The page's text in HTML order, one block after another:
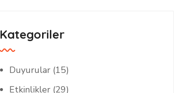
Kategoriler
Duyurular(15)
Etkinlikler(29)